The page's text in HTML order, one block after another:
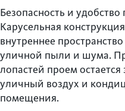
Безопасность и
Карусельная
внутреннее
уличной пыли и шума.
лопастей проем
уличный воздух и
помещения.